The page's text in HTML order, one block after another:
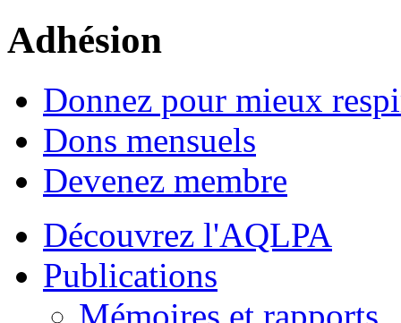
Adhésion
Donnez pour mieux
Dons mensuels
Devenez membre
Découvrez l'AQLPA
Publications
Mémoires et rapports